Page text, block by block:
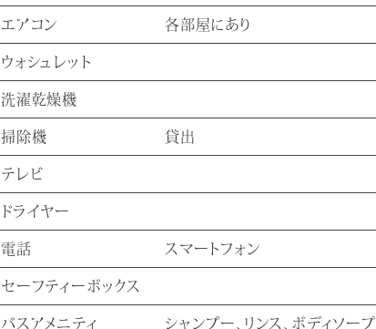
エアコン 各部屋にあり
ウォシュレット
洗濯乾燥機
掃除機 貸出
テレビ
ドライヤー
電話 スマートフォン
セーフティーボックス
バスアメニティ シャンプー、リンス、ボディソープ